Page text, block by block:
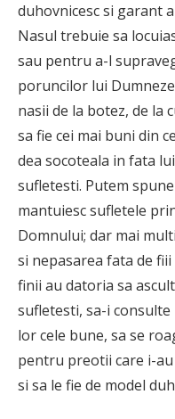
duhovnicesc si garant
Nasul trebuie sa
sau pentru a-l
poruncilor lui
nasii de la botez, de la
sa fie cei mai buni din
dea socoteala in fata
sufletesti. Putem
mantuiesc sufletele
Domnului; dar mai
si nepasarea fata de
finii au datoria sa
sufletesti, sa-i
lor cele bune, sa se
pentru preotii care i-
si sa le fie de model